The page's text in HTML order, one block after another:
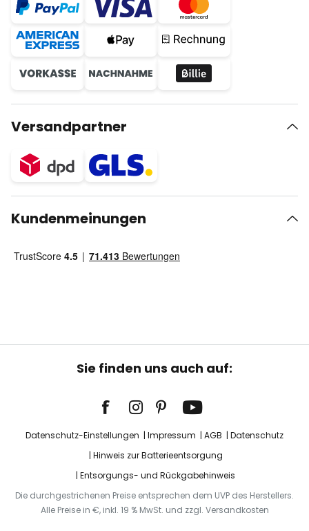
Versandpartner
Kundenmeinungen
Sie finden uns auch auf:
Datenschutz-Einstellungen Impressum AGB
Datenschutz
Hinweis zur Batterieentsorgung
Entsorgungs- und Rückgabehinweis
Die durchgestrichenen Preise entsprechen dem UVP des Herstellers.
Alle Preise in €, inkl. 19 % MwSt. und zzgl. Versandkosten